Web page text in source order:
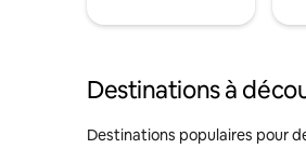
Destinations à
Destinations populaires pour